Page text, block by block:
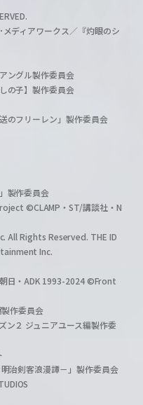
ディアワークス／『灼眼のシ
ングル製作委員会
の子】製作委員会
のフリーレン」製作委員会
製作委員会
©CLAMP・ST/講談社・N
All Rights Reserved. THE ID
Inc.
日・ADK 1993-2024 ©Front
作委員会
ン２ ジュニアユース編製作委
治剣客浪漫譚－」製作委員会